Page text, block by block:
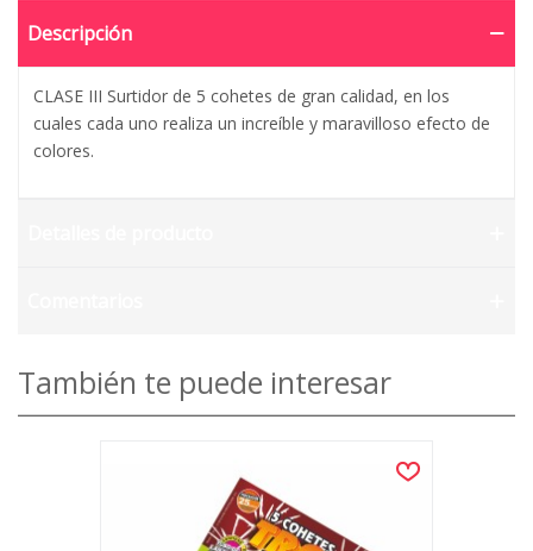
Descripción
CLASE III Surtidor de 5 cohetes de gran calidad, en los
cuales cada uno realiza un increíble y maravilloso efecto de
colores.
También te puede interesar